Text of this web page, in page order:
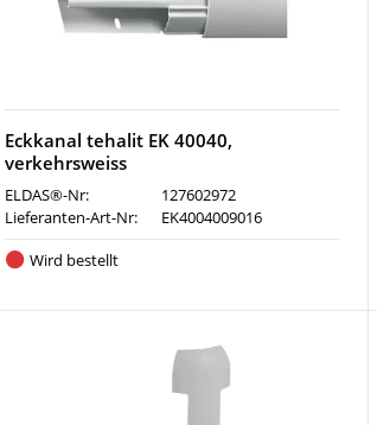
Eckkanal tehalit EK 40040,
verkehrsweiss
ELDAS®-Nr:
127602972
Lieferanten-Art-Nr:
EK4004009016
Wird bestellt